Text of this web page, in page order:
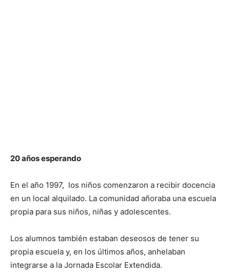
20 años esperando
En el año 1997, los niños comenzaron a recibir docencia
en un local alquilado. La comunidad añoraba una escuela
propia para sus niños, niñas y adolescentes.
Los alumnos también estaban deseosos de tener su
propia escuela y, en los últimos años, anhelaban
integrarse a la Jornada Escolar Extendida.